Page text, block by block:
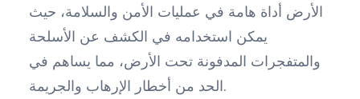
الأرض أداة هامة في عمليات الأمن والسلامة، حيث
يمكن استخدامه في الكشف عن الأسلحة
والمتفجرات المدفونة تحت الأرض، مما يساهم في
الحد من أخطار الإرهاب والجريمة.